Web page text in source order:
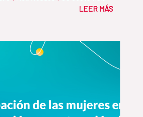
LEER MÁS